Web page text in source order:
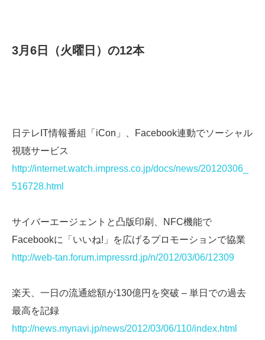
3月6日（火曜日）の12本
日テレIT情報番組「iCon」、Facebook連動でソーシャル
視聴サービス
http://internet.watch.impress.co.jp/docs/news/20120306_
516728.html
サイバーエージェントと凸版印刷、NFC機能で
Facebookに「いいね!」を広げるプロモーションで協業
http://web-tan.forum.impressrd.jp/n/2012/03/06/12309
楽天、一日の流通総額が130億円を突破 – 単日での過去
最高を記録
http://news.mynavi.jp/news/2012/03/06/110/index.html